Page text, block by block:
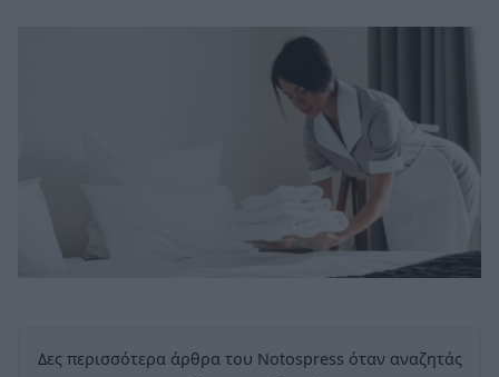
Δες περισσότερα άρθρα του Notospress όταν αναζητάς